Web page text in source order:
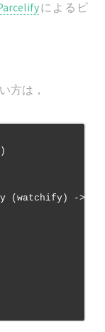
によるビ
方は，
(watchify) ->